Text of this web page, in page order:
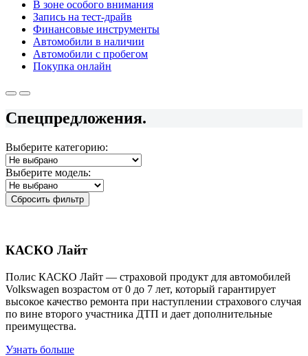
В зоне особого внимания
Запись на тест-драйв
Финансовые инструменты
Автомобили в наличии
Автомобили с пробегом
Покупка онлайн
Спецпредложения.
Выберите категорию:
Выберите модель:
Сбросить фильтр
КАСКО Лайт
Полис КАСКО Лайт — страховой продукт для автомобилей
Volkswagen возрастом от 0 до 7 лет, который гарантирует
высокое качество ремонта при наступлении страхового случая
по вине второго участника ДТП и дает дополнительные
преимущества.
Узнать больше